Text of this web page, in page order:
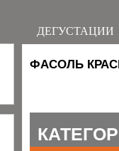
ДЕГУСТАЦИИ
ФАСОЛЬ